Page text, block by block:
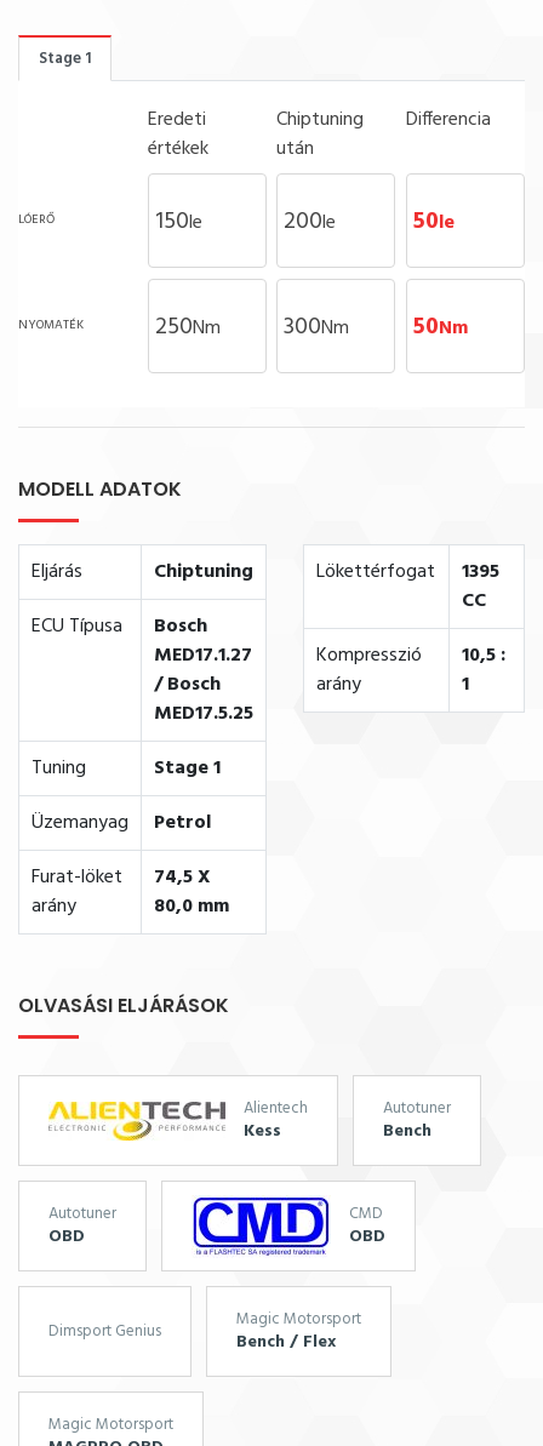
Stage 1
Eredeti
értékek
Chiptuning
után
Differencia
LÓERŐ 150le 200le 50le
NYOMATÉK 250Nm 300Nm 50Nm
MODELL ADATOK
Eljárás
Chiptuning
ECU Típusa
Bosch
MED17.1.27
/ Bosch
MED17.5.25
Tuning
Stage 1
Üzemanyag
Petrol
Furat-löket
arány
74,5 X
80,0 mm
Lökettérfogat
1395
CC
Kompresszió
arány
10,5 :
1
OLVASÁSI ELJÁRÁSOK
Alientech
Kess
Autotuner
Bench
Autotuner
OBD
CMD
OBD
Dimsport Genius Magic Motorsport
Bench / Flex
Magic Motorsport